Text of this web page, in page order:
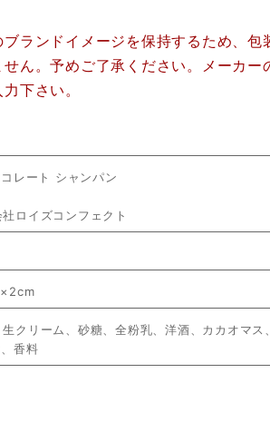
ランドイメージを保持するため、包
ん。予めご了承ください。メーカー
下さい。
レート シャンパン
ロイズコンフェクト
生クリーム、砂糖、全粉乳、洋酒、カカオマ
香料